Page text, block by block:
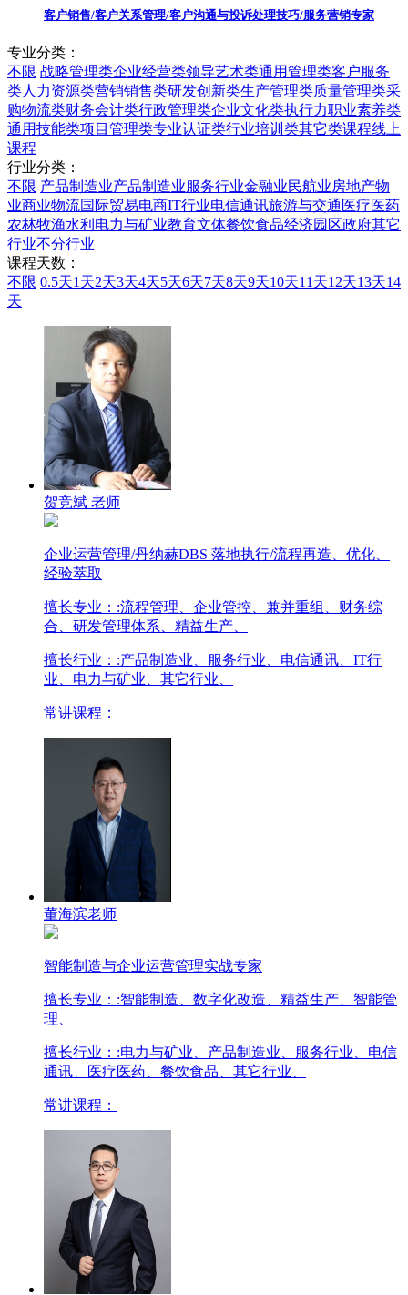
客户销售/客户关系管理/客户沟通与投诉处理技巧/服务营销专家
专业分类：
不限 战略管理类企业经营类领导艺术类通用管理类客户服务
类人力资源类营销销售类研发创新类生产管理类质量管理类采
购物流类财务会计类行政管理类企业文化类执行力职业素养类
通用技能类项目管理类专业认证类行业培训类其它类课程线上
课程
行业分类：
不限 产品制造业产品制造业服务行业金融业民航业房地产物
业商业物流国际贸易电商IT行业电信通讯旅游与交通 医疗医药
农林牧渔水利 电力与矿业教育文体餐饮食品经济园区政府其它
行业不分行业
课程天数：
不限 0.5天1天2天3天4天5天6天7天8天9天10天11天12天13天14
天
贺竞斌 老师
企业运营管理/丹纳赫DBS 落地执行/流程再造、优化、
经验萃取
擅长专业： :流程管理、企业管控、兼并重组、财务综
合、研发管理体系、精益生产、
擅长行业： :产品制造业、服务行业、电信通讯、IT行
业、电力与矿业、其它行业、
常讲课程：
董海滨老师
智能制造与企业运营管理实战专家
擅长专业： :智能制造、数字化改造、精益生产、智能管
理、
擅长行业： :电力与矿业、产品制造业、服务行业、电信
通讯、医疗医药、餐饮食品、其它行业、
常讲课程：